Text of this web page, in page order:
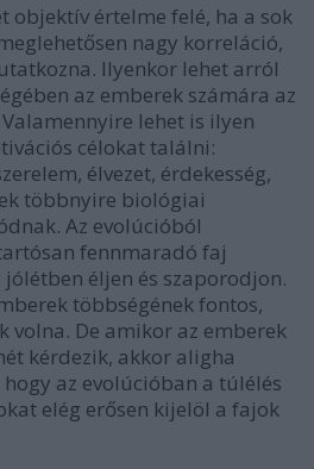
objektív értelme felé, ha a sok
nagy korreláció,
Ilyenkor lehet arról
az emberek számára az
Valamennyire lehet is ilyen
célokat találni:
élvezet, érdekesség,
többnyire biológiai
Az evolúcióból
fennmaradó faj
éljen és szaporodjon.
többségének fontos,
volna. De amikor az emberek
kérdezik, akkor aligha
az evolúcióban a túlélés
elég erősen kijelöl a fajok